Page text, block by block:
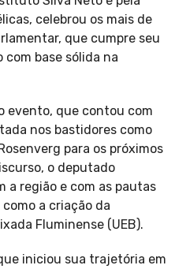
celebrou os mais de
que cumpre seu
base sólida na
evento, que contou com
nos bastidores como
para os próximos
o deputado
a região e com as pautas
a criação da
Fluminense (UEB).
iniciou sua trajetória em